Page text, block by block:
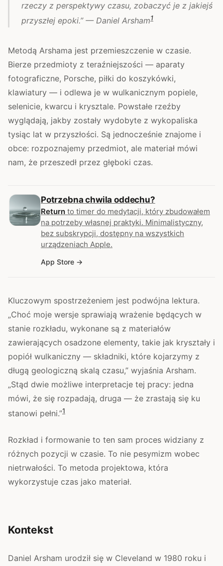
rzeczy z perspektywy czasu, zobaczyć je z jakiejś
przyszłej epoki.” — Daniel Arsham1
Metodą Arshama jest przemieszczenie w czasie.
Bierze przedmioty z teraźniejszości — aparaty
fotograficzne, Porsche, piłki do koszykówki,
klawiatury — i odlewa je w wulkanicznym popiele,
selenicie, kwarcu i krysztale. Powstałe rzeźby
wyglądają, jakby zostały wydobyte z wykopaliska
tysiąc lat w przyszłości. Są jednocześnie znajome i
obce: rozpoznajemy przedmiot, ale materiał mówi
nam, że przeszedł przez głęboki czas.
Potrzebna chwila oddechu?
Return to timer do medytacji, który zbudowałem
na potrzeby własnej praktyki. Minimalistyczny,
bez subskrypcji, dostępny na wszystkich
urządzeniach Apple.
App Store
Kluczowym spostrzeżeniem jest podwójna lektura.
„Choć moje wersje sprawiają wrażenie będących w
stanie rozkładu, wykonane są z materiałów
zawierających osadzone elementy, takie jak kryształy i
popiół wulkaniczny — składniki, które kojarzymy z
długą geologiczną skalą czasu,” wyjaśnia Arsham.
„Stąd dwie możliwe interpretacje tej pracy: jedna
mówi, że się rozpadają, druga — że zrastają się ku
stanowi pełni.”1
Rozkład i formowanie to ten sam proces widziany z
różnych pozycji w czasie. To nie pesymizm wobec
nietrwałości. To metoda projektowa, która
wykorzystuje czas jako materiał.
Kontekst
Daniel Arsham urodził się w Cleveland w 1980 roku i